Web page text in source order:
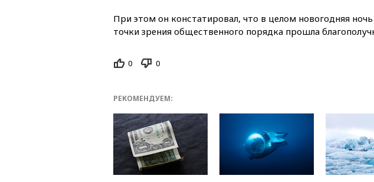
При этом он констатировал, что в целом новогодняя ночь
точки зрения общественного порядка прошла
0 0
РЕКОМЕНДУЕМ: